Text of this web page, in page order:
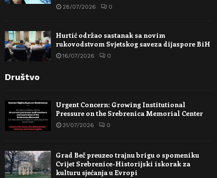
28/07/2026 0
Hurtić održao sastanak sa novim
rukovodstvom Svjetskog saveza dijaspore BiH
16/07/2026 0
Društvo
Urgent Concern: Growing Institutional
Pressure on the Srebrenica Memorial Center
31/07/2026 0
Grad Beč preuzeo trajnu brigu o spomeniku
Cvijet Srebrenice-Historijski iskorak za
kulturu sjećanja u Evropi